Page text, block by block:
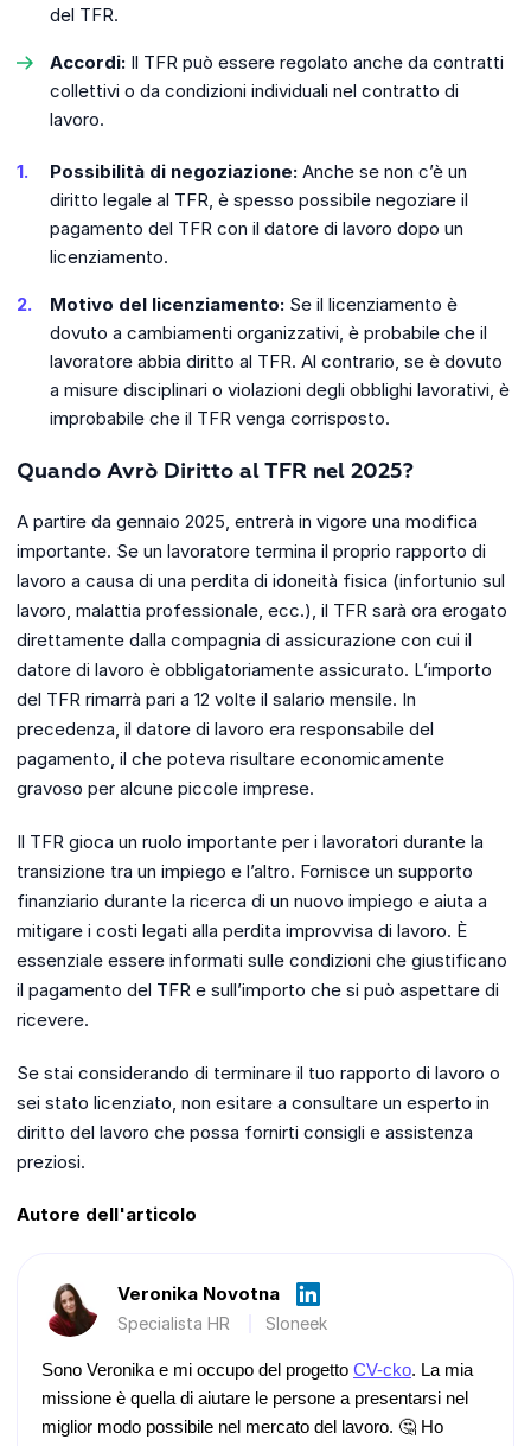
del TFR.
Accordi: Il TFR può essere regolato anche da contratti
collettivi o da condizioni individuali nel contratto di
lavoro.
Possibilità di negoziazione: Anche se non c’è un
diritto legale al TFR, è spesso possibile negoziare il
pagamento del TFR con il datore di lavoro dopo un
licenziamento.
Motivo del licenziamento: Se il licenziamento è
dovuto a cambiamenti organizzativi, è probabile che il
lavoratore abbia diritto al TFR. Al contrario, se è dovuto
a misure disciplinari o violazioni degli obblighi lavorativi, è
improbabile che il TFR venga corrisposto.
Quando Avrò Diritto al TFR nel 2025?
A partire da gennaio 2025, entrerà in vigore una modifica
importante. Se un lavoratore termina il proprio rapporto di
lavoro a causa di una perdita di idoneità fisica (infortunio sul
lavoro, malattia professionale, ecc.), il TFR sarà ora erogato
direttamente dalla compagnia di assicurazione con cui il
datore di lavoro è obbligatoriamente assicurato. L’importo
del TFR rimarrà pari a 12 volte il salario mensile. In
precedenza, il datore di lavoro era responsabile del
pagamento, il che poteva risultare economicamente
gravoso per alcune piccole imprese.
Il TFR gioca un ruolo importante per i lavoratori durante la
transizione tra un impiego e l’altro. Fornisce un supporto
finanziario durante la ricerca di un nuovo impiego e aiuta a
mitigare i costi legati alla perdita improvvisa di lavoro. È
essenziale essere informati sulle condizioni che giustificano
il pagamento del TFR e sull’importo che si può aspettare di
ricevere.
Se stai considerando di terminare il tuo rapporto di lavoro o
sei stato licenziato, non esitare a consultare un esperto in
diritto del lavoro che possa fornirti consigli e assistenza
preziosi.
Autore dell'articolo
Veronika Novotna
Specialista HR Sloneek
Sono Veronika e mi occupo del progetto CV-cko. La mia
missione è quella di aiutare le persone a presentarsi nel
miglior modo possibile nel mercato del lavoro. 🤔 Ho